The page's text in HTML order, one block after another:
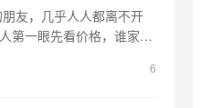
第一眼先看价格，谁家便
6